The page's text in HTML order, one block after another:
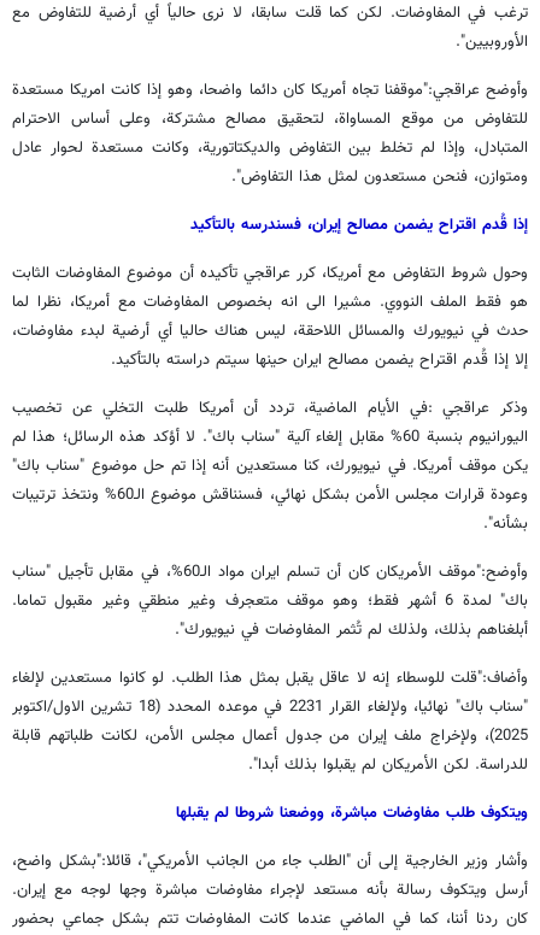
ترغب في المفاوضات. لكن كما قلت سابقا، لا نرى حالياً أي أرضية للتفاوض مع
الأوروبيين".
وأوضح عراقجي:"موقفنا تجاه أمريكا كان دائما واضحا، وهو إذا كانت امريكا مستعدة
للتفاوض من موقع المساواة، لتحقيق مصالح مشتركة، وعلى أساس الاحترام
المتبادل، وإذا لم تخلط بين التفاوض والديكتاتورية، وكانت مستعدة لحوار عادل
ومتوازن، فنحن مستعدون لمثل هذا التفاوض".
إذا قُدم اقتراح يضمن مصالح إيران، فسندرسه بالتأكيد
وحول شروط التفاوض مع أمريكا، كرر عراقجي تأكيده أن موضوع المفاوضات الثابت
هو فقط الملف النووي. مشيرا الى انه بخصوص المفاوضات مع أمريكا، نظرا لما
حدث في نيويورك والمسائل اللاحقة، ليس هناك حاليا أي أرضية لبدء مفاوضات،
إلا إذا قُدم اقتراح يضمن مصالح ايران حينها سيتم دراسته بالتأكيد.
وذكر عراقجي :في الأيام الماضية، تردد أن أمريكا طلبت التخلي عن تخصيب
اليورانيوم بنسبة 60% مقابل إلغاء آلية "سناب باك". لا أؤكد هذه الرسائل؛ هذا لم
يكن موقف أمريكا. في نيويورك، كنا مستعدين أنه إذا تم حل موضوع "سناب باك"
وعودة قرارات مجلس الأمن بشكل نهائي، فسنناقش موضوع الـ60% ونتخذ ترتيبات
بشأنه".
وأوضح:"موقف الأمريكان كان أن تسلم ايران مواد الـ60%، في مقابل تأجيل "سناب
باك" لمدة 6 أشهر فقط؛ وهو موقف متعجرف وغير منطقي وغير مقبول تماما.
أبلغناهم بذلك، ولذلك لم تُثمر المفاوضات في نيويورك".
وأضاف:"قلت للوسطاء إنه لا عاقل يقبل بمثل هذا الطلب. لو كانوا مستعدين لإلغاء
"سناب باك" نهائيا، ولإلغاء القرار 2231 في موعده المحدد (18 تشرين الاول/اكتوبر
2025)، ولإخراج ملف إيران من جدول أعمال مجلس الأمن، لكانت طلباتهم قابلة
للدراسة. لكن الأمريكان لم يقبلوا بذلك أبدا".
ويتكوف طلب مفاوضات مباشرة، ووضعنا شروطا لم يقبلها
وأشار وزير الخارجية إلى أن "الطلب جاء من الجانب الأمريكي"، قائلا:"بشكل واضح،
أرسل ويتكوف رسالة بأنه مستعد لإجراء مفاوضات مباشرة وجها لوجه مع إيران.
كان ردنا أننا، كما في الماضي عندما كانت المفاوضات تتم بشكل جماعي بحضور